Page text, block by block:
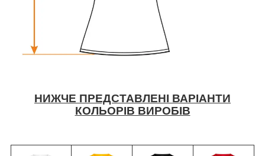
НИЖЧЕ ПРЕДСТАВЛЕНІ ВАРІАНТИ
КОЛЬОРІВ ВИРОБІВ